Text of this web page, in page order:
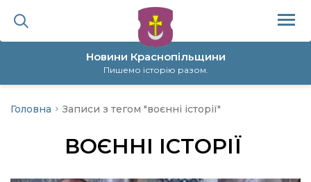
Новини Краснопільщини
Пишемо історію разом.
політика
Головна Записи з тегом "воєнні історії"
ВОЄННІ ІСТОРІЇ